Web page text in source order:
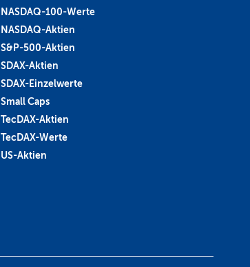
NASDAQ-100-Werte
NASDAQ-Aktien
S&P-500-Aktien
SDAX-Aktien
SDAX-Einzelwerte
Small Caps
TecDAX-Aktien
TecDAX-Werte
US-Aktien